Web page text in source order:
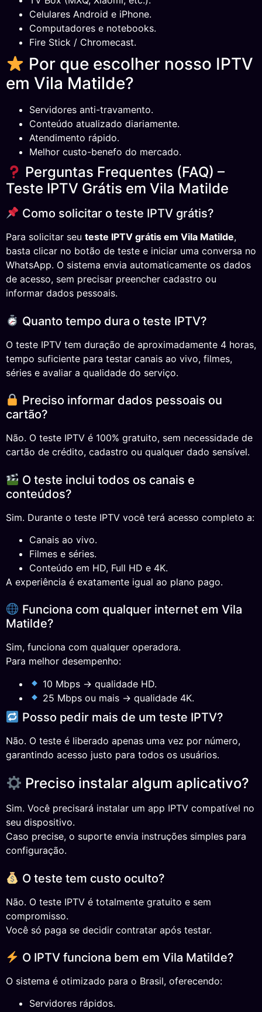
Celulares Android e iPhone.
Computadores e notebooks.
Fire Stick / Chromecast.
Por que escolher nosso IPTV
em Vila Matilde?
Servidores anti-travamento.
Conteúdo atualizado diariamente.
Atendimento rápido.
Melhor custo-benefo do mercado.
Perguntas Frequentes (FAQ) –
Teste IPTV Grátis em Vila Matilde
Como solicitar o teste IPTV grátis?
Para solicitar seu teste IPTV grátis em Vila Matilde,
basta clicar no botão de teste e iniciar uma conversa no
WhatsApp. O sistema envia automaticamente os dados
de acesso, sem precisar preencher cadastro ou
informar dados pessoais.
Quanto tempo dura o teste IPTV?
O teste IPTV tem duração de aproximadamente 4 horas,
tempo suficiente para testar canais ao vivo, filmes,
séries e avaliar a qualidade do serviço.
Preciso informar dados pessoais ou
cartão?
Não. O teste IPTV é 100% gratuito, sem necessidade de
cartão de crédito, cadastro ou qualquer dado sensível.
O teste inclui todos os canais e
conteúdos?
Sim. Durante o teste IPTV você terá acesso completo a:
Canais ao vivo.
Filmes e séries.
Conteúdo em HD, Full HD e 4K.
A experiência é exatamente igual ao plano pago.
Funciona com qualquer internet em Vila
Matilde?
Sim, funciona com qualquer operadora.
Para melhor desempenho:
10 Mbps → qualidade HD.
25 Mbps ou mais → qualidade 4K.
Posso pedir mais de um teste IPTV?
Não. O teste é liberado apenas uma vez por número,
garantindo acesso justo para todos os usuários.
Preciso instalar algum aplicativo?
Sim. Você precisará instalar um app IPTV compatível no
seu dispositivo.
Caso precise, o suporte envia instruções simples para
configuração.
O teste tem custo oculto?
Não. O teste IPTV é totalmente gratuito e sem
compromisso.
Você só paga se decidir contratar após testar.
O IPTV funciona bem em Vila Matilde?
O sistema é otimizado para o Brasil, oferecendo:
Servidores rápidos.